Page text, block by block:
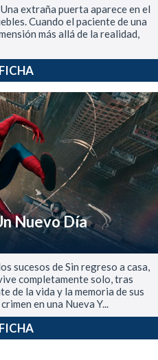
extraña puerta aparece en el
Cuando el paciente de una
más allá de la realidad,
Nuevo Día
sucesos de Sin regreso a casa,
completamente solo, tras
de la vida y la memoria de sus
en una Nueva Y...